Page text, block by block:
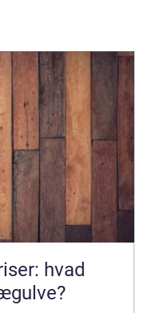
hvad